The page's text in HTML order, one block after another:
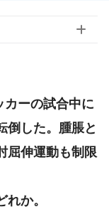
ーの試合中に
倒した。腫脹と
屈伸運動も制限
か。